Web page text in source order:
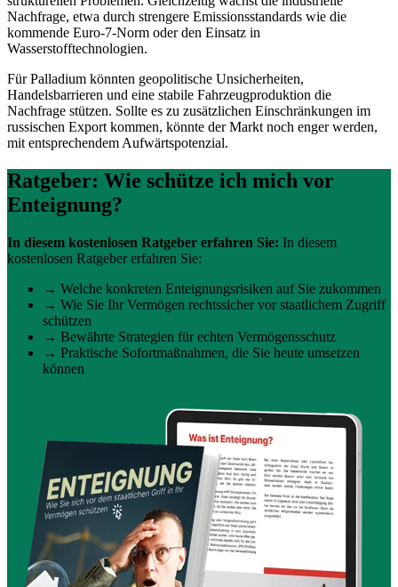
Nachfrage, etwa durch strengere Emissionsstandards wie die
kommende Euro-7-Norm oder den Einsatz in
Wasserstofftechnologien.
Für Palladium könnten geopolitische Unsicherheiten,
Handelsbarrieren und eine stabile Fahrzeugproduktion die
Nachfrage stützen. Sollte es zu zusätzlichen Einschränkungen im
russischen Export kommen, könnte der Markt noch enger werden,
mit entsprechendem Aufwärtspotenzial.
Ratgeber: Wie schütze ich mich vor
Enteignung?
In diesem kostenlosen Ratgeber erfahren Sie: In diesem
kostenlosen Ratgeber erfahren Sie:
→ Welche konkreten Enteignungsrisiken auf Sie zukommen
→ Wie Sie Ihr Vermögen rechtssicher vor staatlichem Zugriff
schützen
→ Bewährte Strategien für echten Vermögensschutz
→ Praktische Sofortmaßnahmen, die Sie heute umsetzen
können